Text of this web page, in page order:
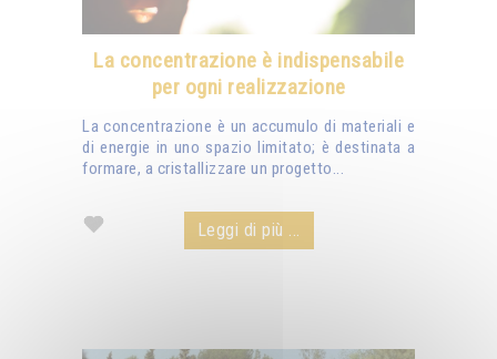
La concentrazione è indispensabile
per ogni realizzazione
La concentrazione è un accumulo di materiali e
di energie in uno spazio limitato; è destinata a
formare, a cristallizzare un progetto...
Leggi di più ...